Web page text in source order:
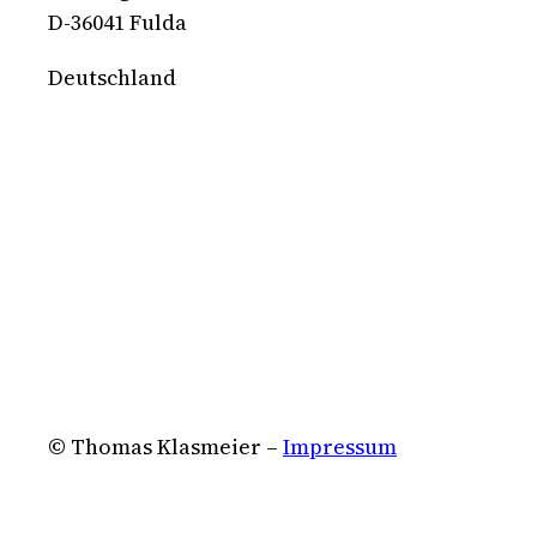
D-36041 Fulda
Deutschland
© Thomas Klasmeier – Impressum